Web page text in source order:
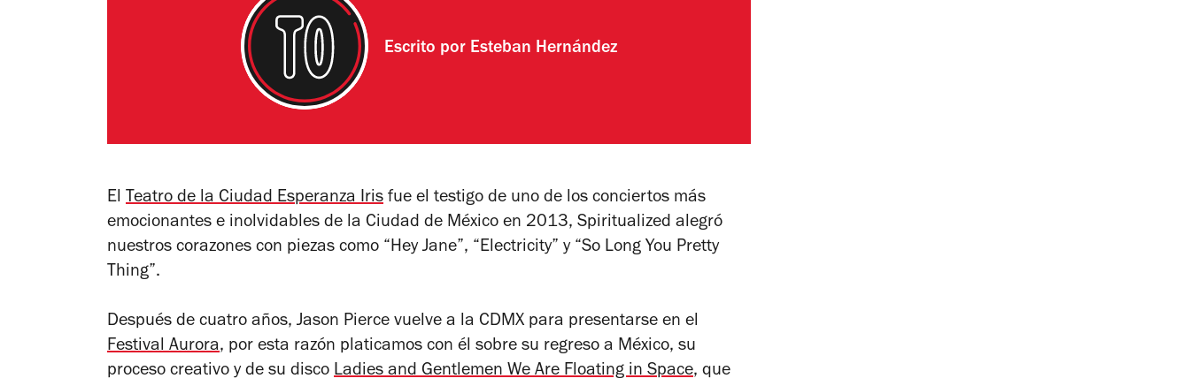
Escrito por Esteban Hernández
El Teatro de la Ciudad Esperanza Iris fue el testigo de uno de los conciertos más
emocionantes e inolvidables de la Ciudad de México en 2013, Spiritualized alegró
nuestros corazones con piezas como “Hey Jane”, “Electricity” y “So Long You Pretty
Thing”.
Después de cuatro años, Jason Pierce vuelve a la CDMX para presentarse en el
Festival Aurora, por esta razón platicamos con él sobre su regreso a México, su
proceso creativo y de su disco Ladies and Gentlemen We Are Floating in Space, que